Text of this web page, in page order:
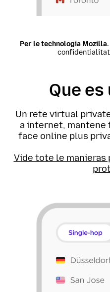
Per le technologia Mozilla.
Que es
Un rete virtual
a internet, mantene
face online plus
Vide tote le manieras